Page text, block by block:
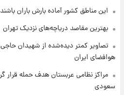
شد
این مناطق کشور آماده بارش باران باشند
بهترین مقاصد دریاچه‌های نزدیک تهران
تصاویر کمتر دیده‌شده از شهیدان
هوافضای ایران
مراکز نظامی عربستان هدف حمله قرار
سعودی